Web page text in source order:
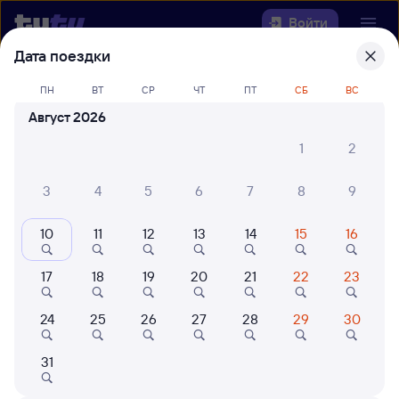
Войти
Выберите день, чтобы найтиж/д
билеты Шеберта — Лена
Куда
Когда
Кто едет
Найти поезда
Дата поездки
ПН ВТ СР ЧТ ПТ СБ ВС
Август 2026
1
2
3 4 5 6 7 8 9
10 11 12 13 14 15 16
17 18 19 20 21 22 23
24 25 26 27 28 29 30
31